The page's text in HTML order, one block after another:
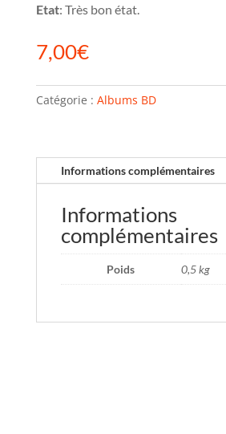
Etat: Très bon état.
7,00€
Catégorie : Albums BD
Informations complémentaires
Informations
complémentaires
Poids 0,5 kg